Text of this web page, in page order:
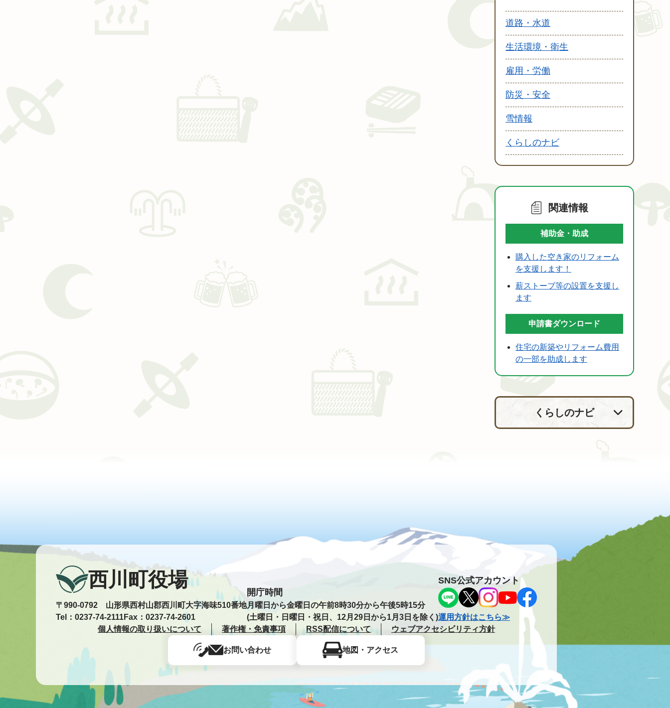
道路・水道
生活環境・衛生
雇用・労働
防災・安全
雪情報
くらしのナビ
関連情報
補助金・助成
購入した空き家のリフォーム
を支援します！
薪ストーブ等の設置を支援し
ます
申請書ダウンロード
住宅の新築やリフォーム費用
の一部を助成します
くらしのナビ
西川町役場
〒990-0792 山形県西村山郡西川町大字海味510番地
Tel：0237-74-2111Fax：0237-74-2601
開庁時間
月曜日から金曜日の午前8時30分から午後5時15分
(土曜日・日曜日・祝日、12月29日から1月3日を除く)
SNS公式アカウント
運用方針はこちら≫
個人情報の取り扱いについて
著作権・免責事項 RSS配信について ウェブアクセシビリティ方針
お問い合わせ 地図・アクセス